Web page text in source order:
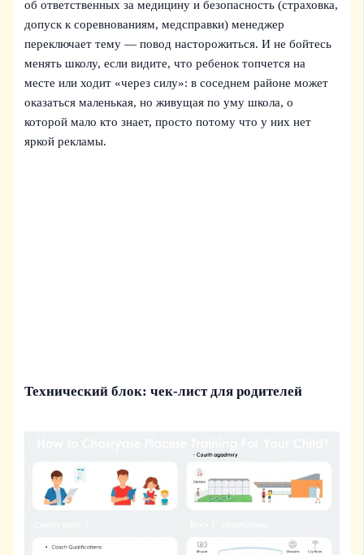
об ответственных за медицину и безопасность (страховка,
допуск к соревнованиям, медсправки) менеджер
переключает тему — повод насторожиться. И не бойтесь
менять школу, если видите, что ребенок топчется на
месте или ходит «через силу»: в соседнем районе может
оказаться маленькая, но живущая по уму школа, о
которой мало кто знает, просто потому что у них нет
яркой рекламы.
Технический блок: чек-лист для родителей